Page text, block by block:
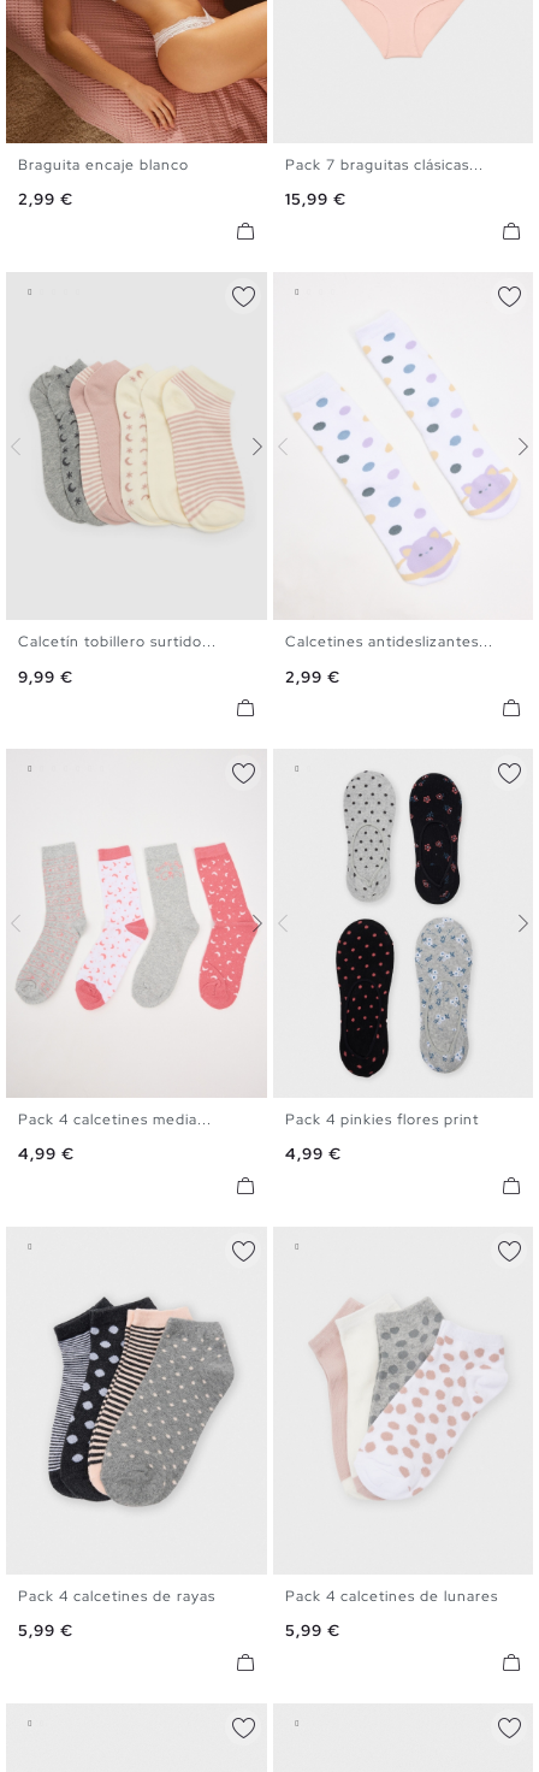
Braguita encaje blanco
Precio
2,99 €
S
Pack 7 braguitas clásicas...
Precio
15,99 €
Calcetín tobillero surtido...
Precio
9,99 €
Calcetines antideslizantes...
Precio
2,99 €
U
Pack 4 calcetines media...
Precio
4,99 €
U
Pack 4 pinkies flores print
Precio
4,99 €
Pack 4 calcetines de rayas
Precio
5,99 €
Pack 4 calcetines de lunares
Precio
5,99 €